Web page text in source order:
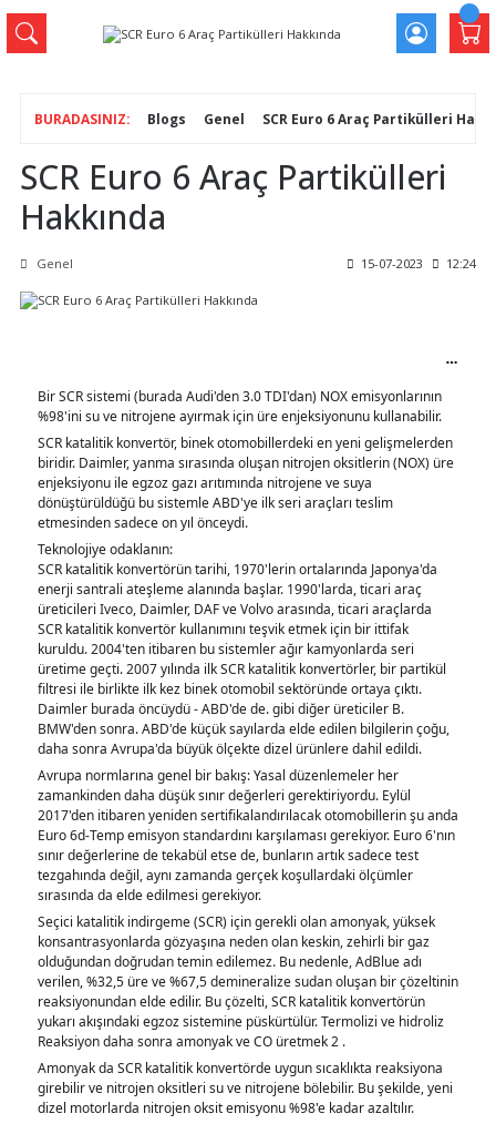
Blogs Genel SCR Euro 6 Araç Partikülleri
SCR Euro 6 Araç Partikülleri
Hakkında
Genel 15-07-2023 12:24
Bir SCR sistemi (burada Audi'den 3.0 TDI'dan) NOX emisyonlarının
%98'ini su ve nitrojene ayırmak için üre enjeksiyonunu kullanabilir.
SCR katalitik konvertör, binek otomobillerdeki en yeni gelişmelerden
biridir. Daimler, yanma sırasında oluşan nitrojen oksitlerin (NOX) üre
enjeksiyonu ile egzoz gazı arıtımında nitrojene ve suya
dönüştürüldüğü bu sistemle ABD'ye ilk seri araçları teslim
etmesinden sadece on yıl önceydi.
Teknolojiye odaklanın:
SCR katalitik konvertörün tarihi, 1970'lerin ortalarında Japonya'da
enerji santrali ateşleme alanında başlar. 1990'larda, ticari araç
üreticileri Iveco, Daimler, DAF ve Volvo arasında, ticari araçlarda
SCR katalitik konvertör kullanımını teşvik etmek için bir ittifak
kuruldu. 2004'ten itibaren bu sistemler ağır kamyonlarda seri
üretime geçti. 2007 yılında ilk SCR katalitik konvertörler, bir partikül
filtresi ile birlikte ilk kez binek otomobil sektöründe ortaya çıktı.
Daimler burada öncüydü - ABD'de de. gibi diğer üreticiler B.
BMW'den sonra. ABD'de küçük sayılarda elde edilen bilgilerin çoğu,
daha sonra Avrupa'da büyük ölçekte dizel ürünlere dahil edildi.
Avrupa normlarına genel bir bakış: Yasal düzenlemeler her
zamankinden daha düşük sınır değerleri gerektiriyordu. Eylül
2017'den itibaren yeniden sertifikalandırılacak otomobillerin şu anda
Euro 6d-Temp emisyon standardını karşılaması gerekiyor. Euro 6'nın
sınır değerlerine de tekabül etse de, bunların artık sadece test
tezgahında değil, aynı zamanda gerçek koşullardaki ölçümler
sırasında da elde edilmesi gerekiyor.
Seçici katalitik indirgeme (SCR) için gerekli olan amonyak, yüksek
konsantrasyonlarda gözyaşına neden olan keskin, zehirli bir gaz
olduğundan doğrudan temin edilemez. Bu nedenle, AdBlue adı
verilen, %32,5 üre ve %67,5 demineralize sudan oluşan bir çözeltinin
reaksiyonundan elde edilir. Bu çözelti, SCR katalitik konvertörün
yukarı akışındaki egzoz sistemine püskürtülür. Termolizi ve hidroliz
Reaksiyon daha sonra amonyak ve CO üretmek 2 .
Amonyak da SCR katalitik konvertörde uygun sıcaklıkta reaksiyona
girebilir ve nitrojen oksitleri su ve nitrojene bölebilir. Bu şekilde, yeni
dizel motorlarda nitrojen oksit emisyonu %98'e kadar azaltılır.